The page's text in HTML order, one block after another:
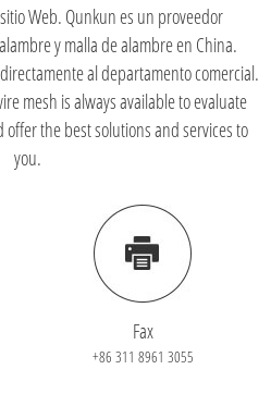
Web. Qunkun es un proveedor
y malla de alambre en China.
al departamento comercial.
mesh is always available to evaluate
the best solutions and services to
you.
Fax
+86 311 8961 3055